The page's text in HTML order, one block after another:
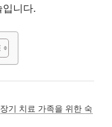
니다.
기 치료 가족을 위한 숙